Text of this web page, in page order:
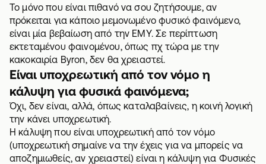
Το μόνο που είναι πιθανό να σου ζητήσουμε, αν
πρόκειται για κάποιο μεμονωμένο φυσικό φαινόμενο,
είναι μία βεβαίωση από την ΕΜΥ. Σε περίπτωση
εκτεταμένου φαινομένου, όπως πχ τώρα με την
κακοκαιρία Byron, δεν θα χρειαστεί.
Είναι υποχρεωτική από τον νόμο η
κάλυψη για φυσικά φαινόμενα;
Όχι, δεν είναι, αλλά, όπως καταλαβαίνεις, η κοινή λογική
την κάνει υποχρεωτική.
Η κάλυψη που είναι υποχρεωτική από τον νόμο
(υποχρεωτική σημαίνε να την έχεις για να μπορείς να
αποζημιωθείς, αν χρειαστεί) είναι η κάλυψη για Φυσικές